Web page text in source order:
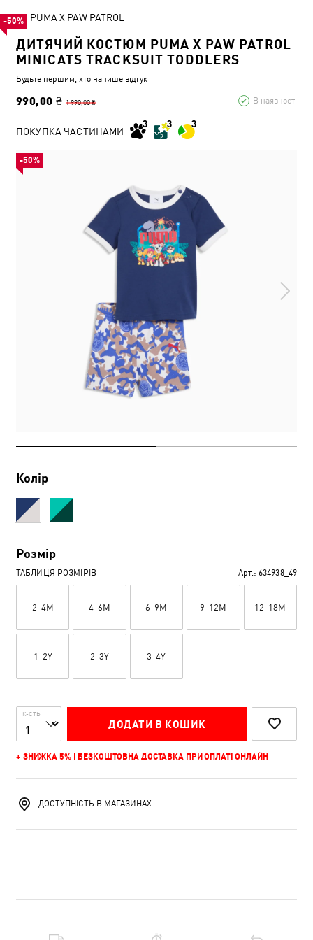
PUMA X PAW PATROL
ДИТЯЧИЙ КОСТЮМ PUMA X PAW PATROL
MINICATS TRACKSUIT TODDLERS
Будьте першим, хто напише відгук
990,00 ₴ 1 990,00 ₴ В наявності
-50%
ПОКУПКА ЧАСТИНАМИ
Колір
Розмір
ТАБЛИЦЯ РОЗМІРІВ Арт.: 634938_49
2-4M 4-6M 6-9M 9-12M 12-18M
1-2Y 2-3Y 3-4Y
К-СТЬ
ДОДАТИ В КОШИК
+ ЗНИЖКА 5% І БЕЗКОШТОВНА ДОСТАВКА ПРИ ОПЛАТІ ОНЛАЙН
-50%
ДОСТУПНІСТЬ В МАГАЗИНАХ